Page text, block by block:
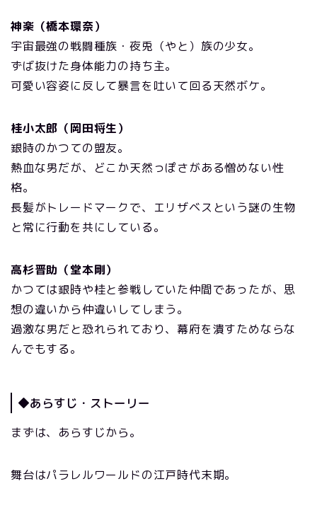
神楽（橋本環奈）
宇宙最強の戦闘種族・夜兎（やと）族の少女。
ずば抜けた身体能力の持ち主。
可愛い容姿に反して暴言を吐いて回る天然ボケ。
桂小太郎（岡田将生）
銀時のかつての盟友。
熱血な男だが、どこか天然っぽさがある憎めない性
格。
長髪がトレードマークで、エリザベスという謎の生物
と常に行動を共にしている。
高杉晋助（堂本剛）
かつては銀時や桂と参戦していた仲間であったが、思
想の違いから仲違いしてしまう。
過激な男だと恐れられており、幕府を潰すためならな
んでもする。
◆あらすじ・ストーリー
まずは、あらすじから。
舞台はパラレルワールドの江戸時代末期。